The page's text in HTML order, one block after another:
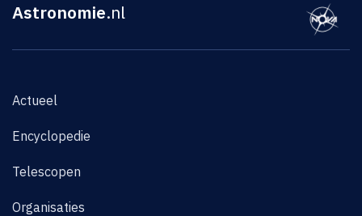
Astronomie.nl
Actueel
Encyclopedie
Telescopen
Organisaties